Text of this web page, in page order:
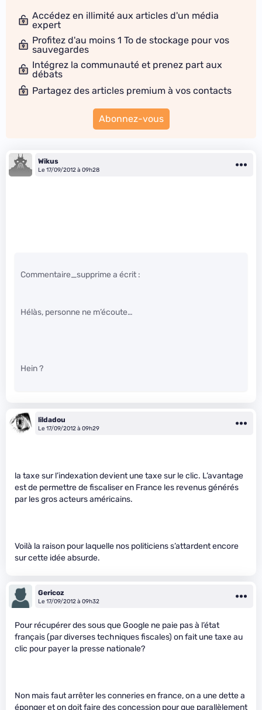
Accédez en illimité aux articles d'un média
expert
Profitez d'au moins 1 To de stockage pour vos
sauvegardes
Intégrez la communauté et prenez part aux
débats
Partagez des articles premium à vos contacts
Abonnez-vous
Wikus
Le 17/09/2012 à 09h28
Commentaire_supprime a écrit :
Hélàs, personne ne m’écoute…
Hein ?
lildadou
Le 17/09/2012 à 09h29
la taxe sur l’indexation devient une taxe sur le clic. L’avantage
est de permettre de fiscaliser en France les revenus générés
par les gros acteurs américains.
Voilà la raison pour laquelle nos politiciens s’attardent encore
sur cette idée absurde.
Gericoz
Le 17/09/2012 à 09h32
Pour récupérer des sous que Google ne paie pas à l’état
français (par diverses techniques fiscales) on fait une taxe au
clic pour payer la presse nationale?
Non mais faut arrêter les conneries en france, on a une dette a
éponger et on doit faire des concession pour que parallèlement